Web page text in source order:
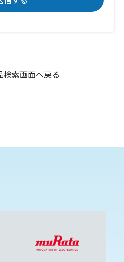
検索画面へ戻る